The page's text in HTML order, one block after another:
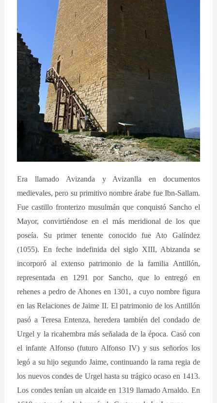
Era llamado Avizanda y Avizanlla en documentos
medievales, pero su primitivo nombre árabe fue Ibn-Sallam.
Fue castillo fronterizo musulmán que conquistó Sancho el
Mayor, convirtiéndose en el más meridional de los que
poseía. Su primer tenente conocido fue Ato Galíndez
(1055). En feche indefinida del siglo XIII, Abizanda se
incorporó al extenso patrimonio de la familia Antillón,
representada en 1291 por Sancho, que lo entregó en
rehenes a pedro de Ahones en 1301, a cuyo nombre figura
en las Relaciones de Jaime II. El patrimonio de los Antillón
pasó a Teresa Entenza, heredera también del condado de
Urgel y la ricahembra más señalada de la época. Casó con
el infante Alfonso (futuro Alfonso IV) y sus señoríos los
legó a su hijo segundo Jaime, continuando la rama regia de
los nuevos condes de Urgel hasta su trágico ocaso en 1413.
Los condes tenían un alcaide en 1319 llamado Arnaldo. En